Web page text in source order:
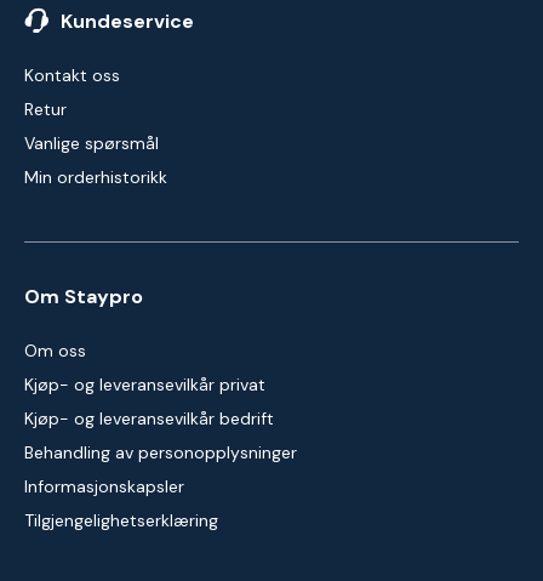
Kundeservice
Kontakt oss
Retur
Vanlige spørsmål
Min orderhistorikk
Om Staypro
Om oss
Kjøp- og leveransevilkår privat
Kjøp- og leveransevilkår bedrift
Behandling av personopplysninger
Informasjonskapsler
Tilgjengelighetserklæring